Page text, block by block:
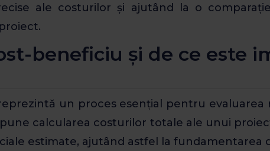
ale costurilor și ajutând la o
beneficiu și de ce este
un proces esențial pentru
calcularea costurilor totale ale unui
estimate, ajutând astfel la fundamentarea